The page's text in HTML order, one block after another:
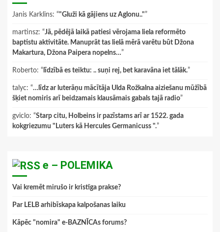
Janis Karklins: “"Gluži kā gājiens uz Aglonu.."”
martinsz: “Jā, pēdējā laikā patiesi vērojama liela reformēto
baptistu aktivitāte. Manuprāt tas lielā mērā varētu būt Džona
Makartura, Džona Paipera nopelns…”
Roberto: “ līdzībā es teiktu: .. suņi rej, bet karavāna iet tālāk.”
talyc: “…līdz ar luterāņu mācītāja Ulda Rožkalna aiziešanu mūžībā
šķiet nomiris arī beidzamais klausāmais gabals tajā radio”
gviclo: “Starp citu, Holbeins ir pazīstams arī ar 1522. gada
kokgriezumu "Luters kā Hercules Germanicuss ".”
e – POLEMIKA
Vai kremēt mirušo ir kristīga prakse?
Par LELB arhibīskapa kalpošanas laiku
Kāpēc "nomira" e-BAZNĪCAs forums?